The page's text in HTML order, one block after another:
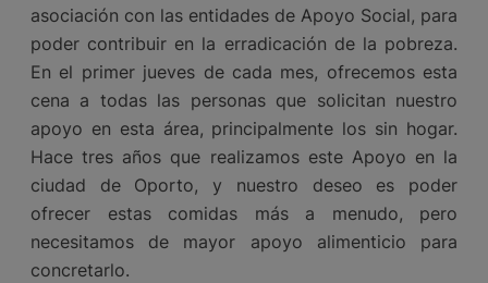
asociación con las entidades de Apoyo Social, para
poder contribuir en la erradicación de la pobreza.
En el primer jueves de cada mes, ofrecemos esta
cena a todas las personas que solicitan nuestro
apoyo en esta área, principalmente los sin hogar.
Hace tres años que realizamos este Apoyo en la
ciudad de Oporto, y nuestro deseo es poder
ofrecer estas comidas más a menudo, pero
necesitamos de mayor apoyo alimenticio para
concretarlo.